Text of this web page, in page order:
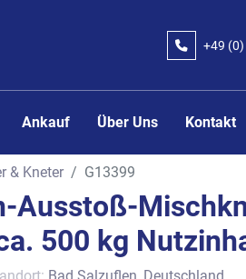
+49 (0)
Ankauf Über Uns Kontakt
& Kneter G13399
Ausstoß-
500 kg